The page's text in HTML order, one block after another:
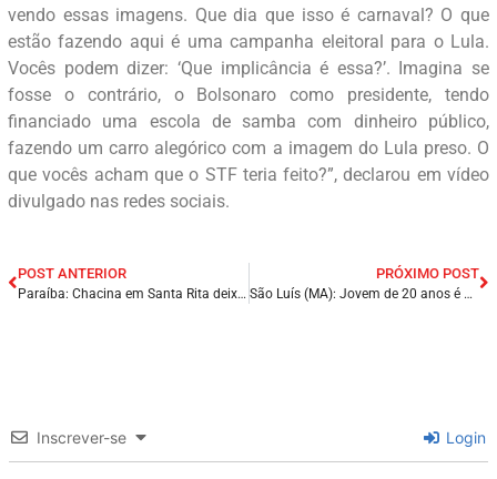
vendo essas imagens. Que dia que isso é carnaval? O que
estão fazendo aqui é uma campanha eleitoral para o Lula.
Vocês podem dizer: ‘Que implicância é essa?’. Imagina se
fosse o contrário, o Bolsonaro como presidente, tendo
financiado uma escola de samba com dinheiro público,
fazendo um carro alegórico com a imagem do Lula preso. O
que vocês acham que o STF teria feito?”, declarou em vídeo
divulgado nas redes sociais.
POST ANTERIOR
Paraíba: Chacina em Santa Rita deixa três mortos e cinco feridos; PM prende suspeitos e apreende armas.
PRÓXIMO POST
São Luís (MA): Jovem de 20 anos é morta a facadas pelo ex – namorado; Acusado morre ao pular do prédio.
Inscrever-se Login